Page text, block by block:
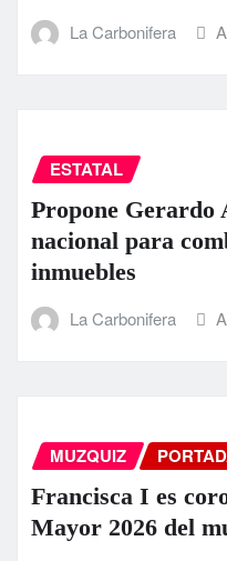
La Carbonifera
ESTATAL
Propone Gerardo
nacional para
inmuebles
La Carbonifera
MUZQUIZ
Francisca I es
Mayor 2026 del